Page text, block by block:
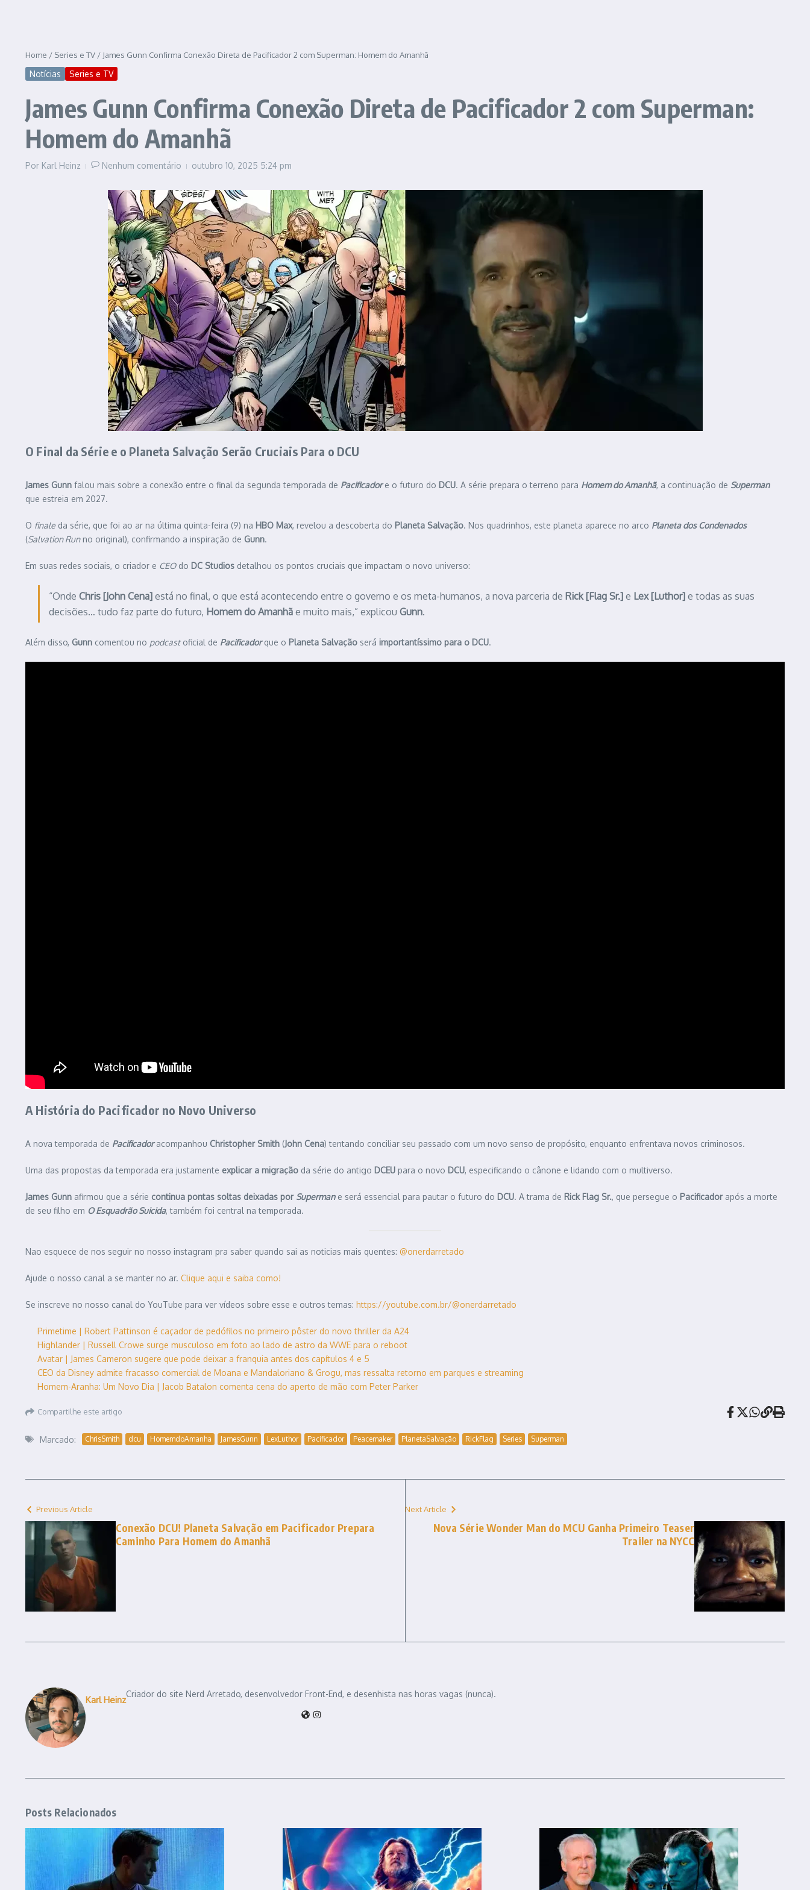
Home / Series e TV / James Gunn Confirma Conexão Direta de Pacificador 2 com Superman: Homem do Amanhã
Notícias Series e TV
James Gunn Confirma Conexão Direta de Pacificador 2 com Superman:
Homem do Amanhã
Por Karl Heinz Nenhum comentário outubro 10, 2025 5:24 pm
O Final da Série e o Planeta Salvação Serão Cruciais Para o DCU
James Gunn falou mais sobre a conexão entre o final da segunda temporada de Pacificadore o futuro do DCU. A série prepara o terreno para Homem do Amanhã, a continuação de Superman
que estreia em 2027.
O finale da série, que foi ao ar na última quinta-feira (9) na HBO Max, revelou a descoberta do Planeta Salvação. Nos quadrinhos, este planeta aparece no arco Planeta dos Condenados
(Salvation Runno original), confirmando a inspiração de Gunn.
Em suas redes sociais, o criador e CEOdo DC Studios detalhou os pontos cruciais que impactam o novo universo:
“Onde Chris [John Cena] está no final, o que está acontecendo entre o governo e os meta-humanos, a nova parceria de Rick [Flag Sr.] e Lex [Luthor] e todas as suas
decisões… tudo faz parte do futuro, Homem do Amanhã e muito mais,” explicou Gunn.
Além disso, Gunn comentou no podcastoficial de Pacificadorque o Planeta Salvação será importantíssimo para o DCU.
A História do Pacificador no Novo Universo
A nova temporada de Pacificadoracompanhou Christopher Smith (John Cena) tentando conciliar seu passado com um novo senso de propósito, enquanto enfrentava novos criminosos.
Uma das propostas da temporada era justamente explicar a migração da série do antigo DCEU para o novo DCU, especificando o cânone e lidando com o multiverso.
James Gunn afirmou que a série continua pontas soltas deixadas por Supermane será essencial para pautar o futuro do DCU. A trama de Rick Flag Sr., que persegue o Pacificadorapós a morte
de seu filho em O Esquadrão Suicida, também foi central na temporada.
Nao esquece de nos seguir no nosso instagram pra saber quando sai as noticias mais quentes: @onerdarretado
Ajude o nosso canal a se manter no ar. Clique aqui e saiba como!
Se inscreve no nosso canal do YouTube para ver vídeos sobre esse e outros temas: https://youtube.com.br/@onerdarretado
Primetime | Robert Pattinson é caçador de pedófilos no primeiro pôster do novo thriller da A24
Highlander | Russell Crowe surge musculoso em foto ao lado de astro da WWE para o reboot
Avatar | James Cameron sugere que pode deixar a franquia antes dos capítulos 4 e 5
CEO da Disney admite fracasso comercial de Moana e Mandaloriano & Grogu, mas ressalta retorno em parques e streaming
Homem-Aranha: Um Novo Dia | Jacob Batalon comenta cena do aperto de mão com Peter Parker
Compartilhe este artigo
Marcado: ChrisSmith dcu HomemdoAmanha JamesGunn LexLuthor Pacificador Peacemaker PlanetaSalvação RickFlag Series Superman
Previous Article
Conexão DCU! Planeta Salvação em Pacificador Prepara
Caminho Para Homem do Amanhã
Next Article
Nova Série Wonder Man do MCU Ganha Primeiro Teaser
Trailer na NYCC
Karl Heinz
Criador do site Nerd Arretado, desenvolvedor Front-End, e desenhista nas horas vagas (nunca).
Posts Relacionados